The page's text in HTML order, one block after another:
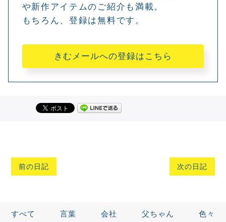
や新作アイテムのご紹介も満載。
もちろん、登録は無料です。
きむメールへの登録はこちら
前の日記 次の日記
すべて 言葉 会社 父ちゃん 色々